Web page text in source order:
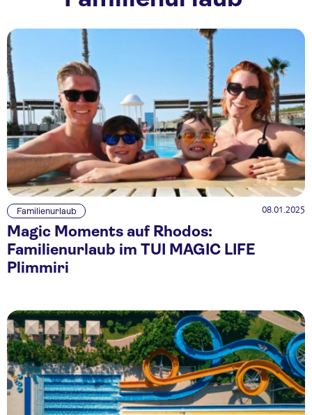
Familienurlaub 08.01.2025
Magic Moments auf Rhodos:
Familienurlaub im TUI MAGIC LIFE
Plimmiri